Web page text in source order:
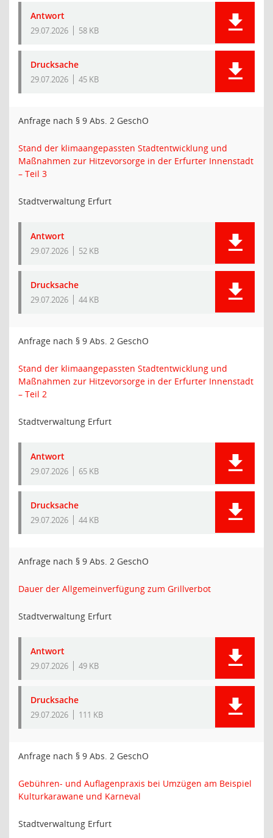
Antwort
29.07.2026 58 KB
Drucksache
29.07.2026 45 KB
Anfrage nach § 9 Abs. 2 GeschO
Stand der klimaangepassten Stadtentwicklung und
Maßnahmen zur Hitzevorsorge in der Erfurter Innenstadt
– Teil 3
Stadtverwaltung Erfurt
Antwort
29.07.2026 52 KB
Drucksache
29.07.2026 44 KB
Anfrage nach § 9 Abs. 2 GeschO
Stand der klimaangepassten Stadtentwicklung und
Maßnahmen zur Hitzevorsorge in der Erfurter Innenstadt
– Teil 2
Stadtverwaltung Erfurt
Antwort
29.07.2026 65 KB
Drucksache
29.07.2026 44 KB
Anfrage nach § 9 Abs. 2 GeschO
Dauer der Allgemeinverfügung zum Grillverbot
Stadtverwaltung Erfurt
Antwort
29.07.2026 49 KB
Drucksache
29.07.2026 111 KB
Anfrage nach § 9 Abs. 2 GeschO
Gebühren- und Auflagenpraxis bei Umzügen am Beispiel
Kulturkarawane und Karneval
Stadtverwaltung Erfurt